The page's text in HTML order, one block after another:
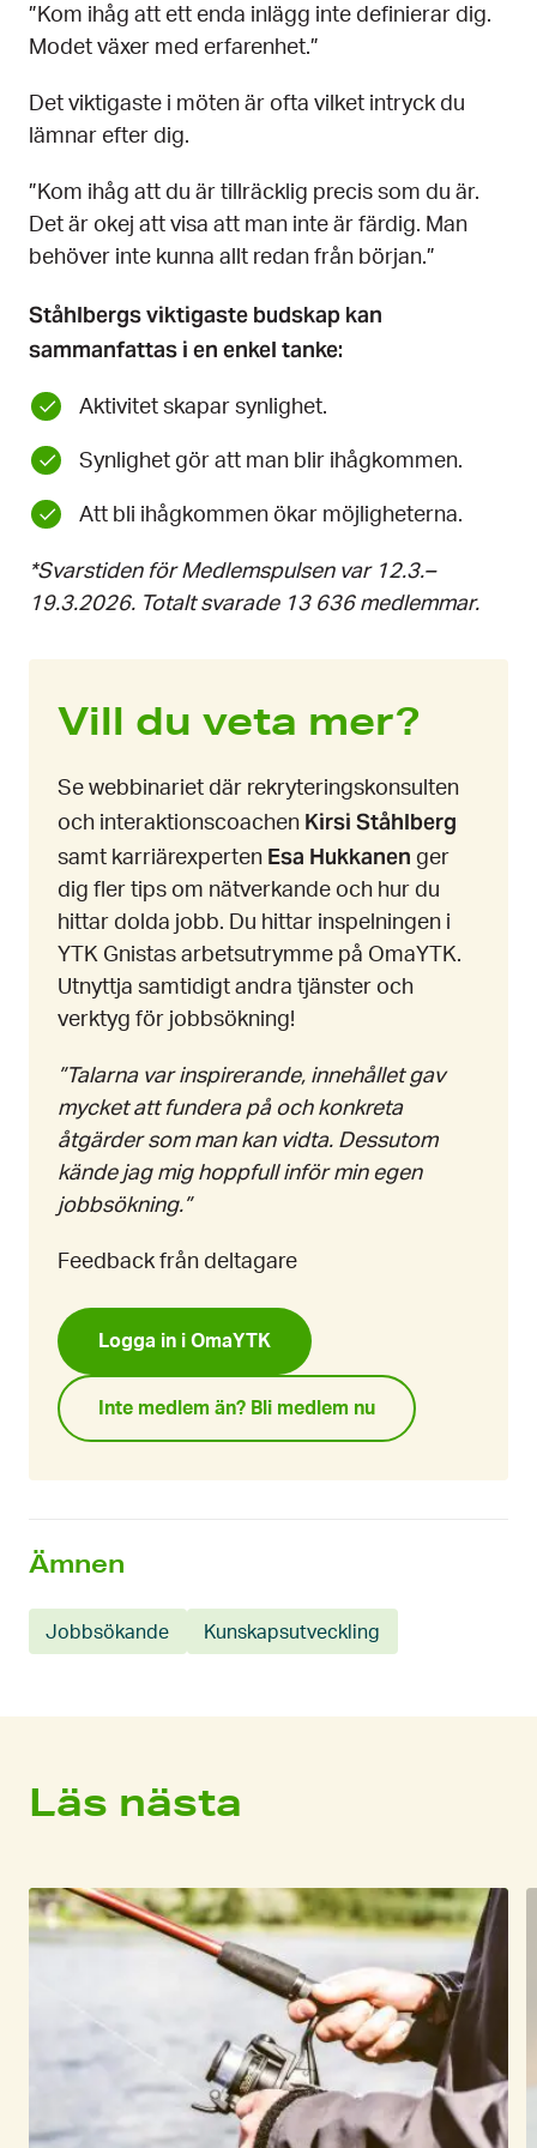
Ämnen
Jobbsökande Kunskapsutveckling
”Kom ihåg att ett enda inlägg inte definierar dig.
Modet växer med erfarenhet.”
Det viktigaste i möten är ofta vilket intryck du
lämnar efter dig.
”Kom ihåg att du är tillräcklig precis som du är.
Det är okej att visa att man inte är färdig. Man
behöver inte kunna allt redan från början.”
Ståhlbergs viktigaste budskap kan
sammanfattas i en enkel tanke:
Aktivitet skapar synlighet.
Synlighet gör att man blir ihågkommen.
Att bli ihågkommen ökar möjligheterna.
*Svarstiden för Medlemspulsen var 12.3.–
19.3.2026. Totalt svarade13 636 medlemmar.
Vill du veta mer?
Se webbinariet där rekryteringskonsulten
och interaktionscoachen Kirsi Ståhlberg
samt karriärexperten Esa Hukkanen ger
dig fler tips om nätverkande och hur du
hittar dolda jobb. Du hittar inspelningen i
YTK Gnistas arbetsutrymme på OmaYTK.
Utnyttja samtidigt andra tjänster och
verktyg för jobbsökning!
”Talarna var inspirerande, innehållet gav
mycket att fundera på och konkreta
åtgärder som man kan vidta. Dessutom
kände jag mig hoppfull inför min egen
jobbsökning.”
Feedback från deltagare
Logga in i OmaYTK
Inte medlem än? Bli medlem nu
Läs nästa